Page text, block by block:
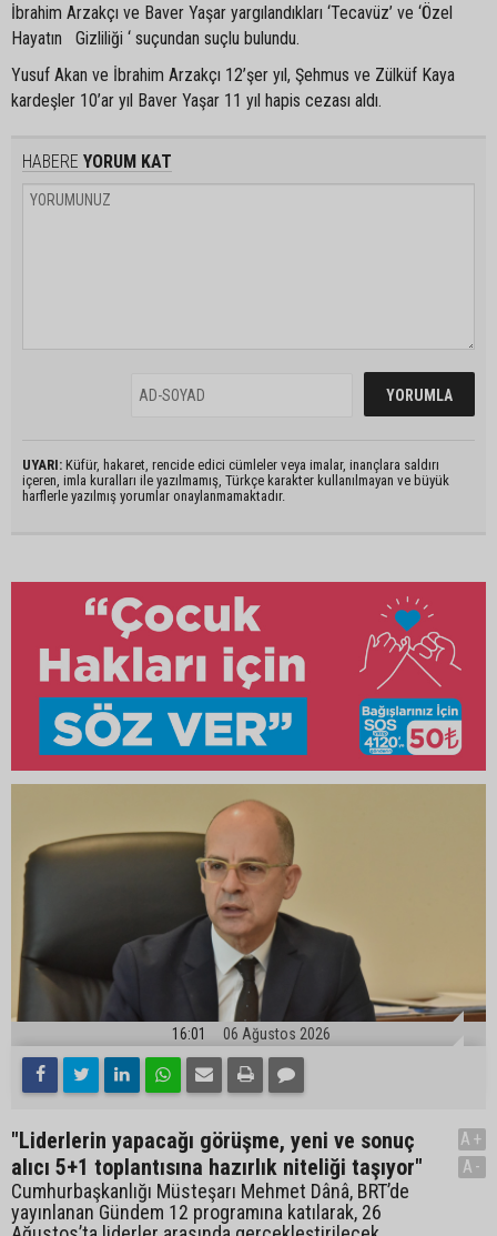
İbrahim Arzakçı ve Baver Yaşar yargılandıkları ‘Tecavüz’ ve ‘Özel
Hayatın Gizliliği ‘ suçundan suçlu bulundu.
Yusuf Akan ve İbrahim Arzakçı 12’şer yıl, Şehmus ve Zülküf Kaya
kardeşler 10’ar yıl Baver Yaşar 11 yıl hapis cezası aldı.
HABERE YORUM KAT
UYARI: Küfür, hakaret, rencide edici cümleler veya imalar, inançlara saldırı
içeren, imla kuralları ile yazılmamış, Türkçe karakter kullanılmayan ve büyük
harflerle yazılmış yorumlar onaylanmamaktadır.
16:01 06 Ağustos 2026
"Liderlerin yapacağı görüşme, yeni ve sonuç
alıcı 5+1 toplantısına hazırlık niteliği taşıyor"
Cumhurbaşkanlığı Müsteşarı Mehmet Dânâ, BRT’de
yayınlanan Gündem 12 programına katılarak, 26
A+
A-